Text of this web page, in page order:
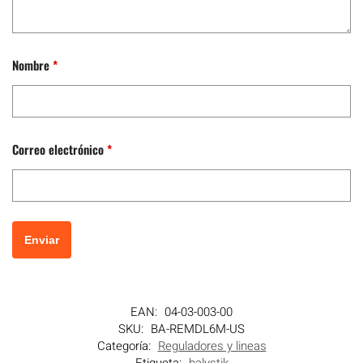
Nombre*
Correo electrónico*
EAN: 04-03-003-00
SKU: BA-REMDL6M-US
Categoría: Reguladores y lineas